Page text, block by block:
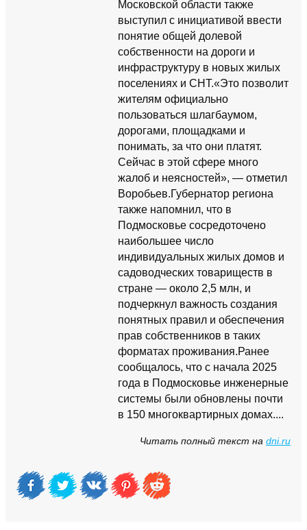
Московской области также
выступил с инициативой ввести
понятие общей долевой
собственности на дороги и
инфраструктуру в новых жилых
поселениях и СНТ.«Это позволит
жителям официально
пользоваться шлагбаумом,
дорогами, площадками и
понимать, за что они платят.
Сейчас в этой сфере много
жалоб и неясностей», — отметил
Воробьев.Губернатор региона
также напомнил, что в
Подмосковье сосредоточено
наибольшее число
индивидуальных жилых домов и
садоводческих товариществ в
стране — около 2,5 млн, и
подчеркнул важность создания
понятных правил и обеспечения
прав собственников в таких
форматах проживания.Ранее
сообщалось, что с начала 2025
года в Подмосковье инженерные
системы были обновлены почти
в 150 многоквартирных домах....
Читать полный текст на dni.ru